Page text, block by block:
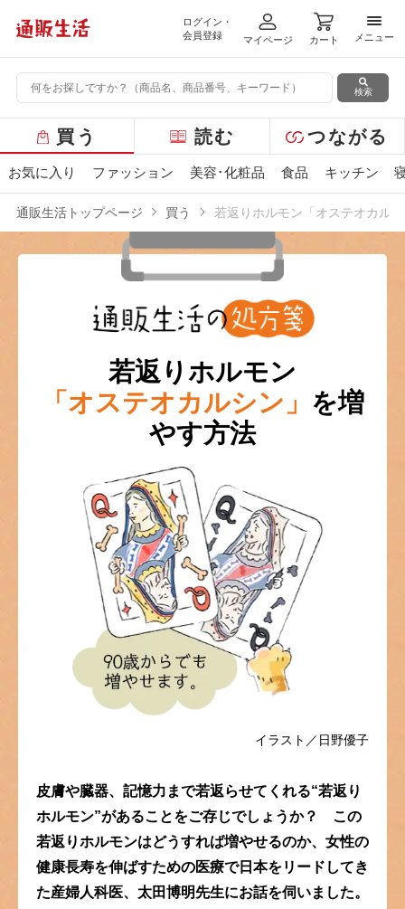
ログイン・
会員登録
マイページ カート
メニ
メニュー
検索
ー
バ
買う 読む つながる
お気に入り ファッション 美容･化粧品 食品 キッチン
通販生活トップページ 買う 若返りホルモン「オステオカル
若返りホルモン
「オステオカルシン」 を増
やす方法
イラスト／日野優子
皮膚や臓器、記憶力まで若返らせてくれる“若返り
ホルモン”があることをご存じでしょうか？ この
若返りホルモンはどうすれば増やせるのか、 女性の
健康長寿を伸ばすための医療で日本をリードしてき
た産婦人科医、 太田博明先生にお話を伺いました。